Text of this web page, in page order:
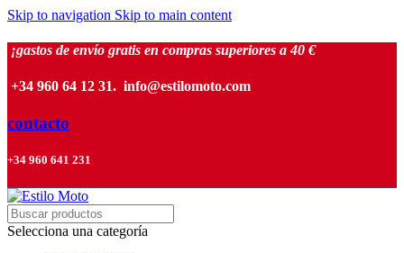
Skip to navigation Skip to main content
¡gastos de envío gratis en compras superiores a 40 €
+34 960 64 12 31. info@estilomoto.com
contacto
+34 960 641 231
Selecciona una categoría